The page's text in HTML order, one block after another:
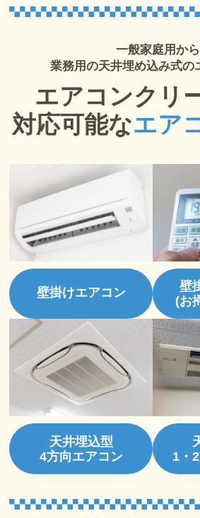
一般家庭用から
業務用の天井埋め込み式の
エアコンクリ
対応可能なエア
壁掛けエアコン
壁
(お
天井埋込型
4方向エアコン
1・